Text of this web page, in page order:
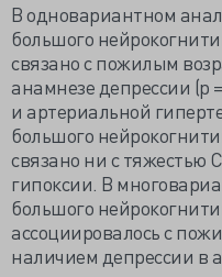
В одновариантном
большого
связано с пожилым
анамнезе депрессии (p
и артериальной
большого
связано ни с тяжестью
гипоксии. В
большого
ассоциировалось с
наличием депрессии в